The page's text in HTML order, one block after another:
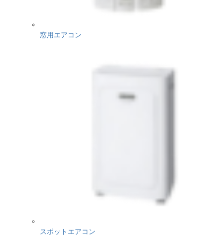
窓用エアコン
スポットエアコン